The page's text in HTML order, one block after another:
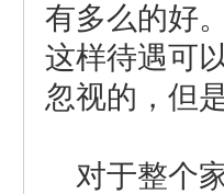
有多么的好
这样待遇可
忽视的，但
对于整个